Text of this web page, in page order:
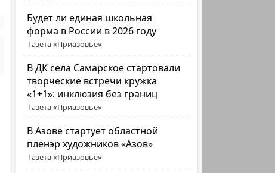
Будет ли единая школьная
форма в России в 2026 году
Газета «Приазовье»
В ДК села Самарское стартовали
творческие встречи кружка
«1+1»: инклюзия без границ
Газета «Приазовье»
В Азове стартует областной
пленэр художников «Азов»
Газета «Приазовье»